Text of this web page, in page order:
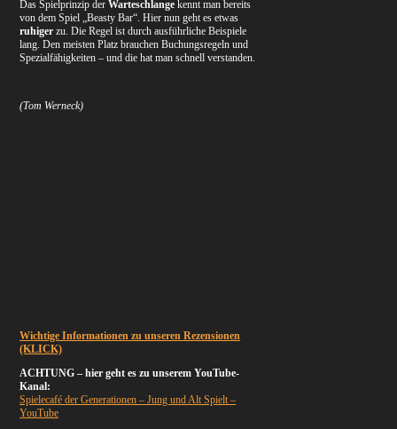
Das Spielprinzip derWarteschlange kennt man bereits
von dem Spiel „Beasty Bar“. Hier nun geht es etwas
ruhiger zu. Die Regel ist durch ausführliche Beispiele
lang. Den meisten Platz brauchen Buchungsregeln und
Spezialfähigkeiten – und die hat man schnell verstanden.
(Tom Werneck)
Wichtige Informationen zu unseren Rezensionen
(KLICK)
ACHTUNG – hier geht es zu unserem YouTube-
Kanal:
Spielecafé der Generationen – Jung und Alt Spielt –
YouTube